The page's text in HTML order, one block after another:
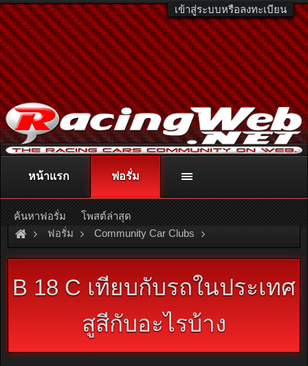
เข้าสู่ระบบหรือลงทะเบียน
ติดต่อลงโฆษณา racingweb@gmail.comหรือโทร. 081-811-1138
หรืออ่านรายละเอียดเพิ่มเติม คลิกที่นี่
ฟอรั่ม Community Car Clubs
Honda Car Clubs EG 3D Club
B 18 C เทียบกับรถในประเทศ
สูสีกับอะไรบ้าง
หน้าแรก ฟอรั่ม
ค้นหาฟอรั่ม โพสต์ล่าสุด